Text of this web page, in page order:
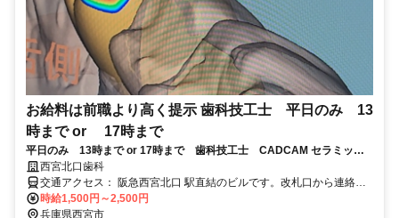
お給料は前職より高く提示 歯科技工士 平日のみ 13
時まで or 17時まで
平日のみ 13時まで or 17時まで 歯科技工士 CADCAM セラミック
マウスピース 義歯修理など。金属はやりません。ママさんだらけなの
でお子さんの急な発熱にも対応できます。
西宮北口歯科
交通アクセス： 阪急西宮北口 駅直結のビルです。改札口から連絡デ
ッキで2分 大阪梅田駅や神戸三宮駅からおよそ15分です。地方からの
方はお電話でご相談ください。 アクセス: 阪急西宮北口駅直結3分の
時給1,500円～2,500円
兵庫県西宮市